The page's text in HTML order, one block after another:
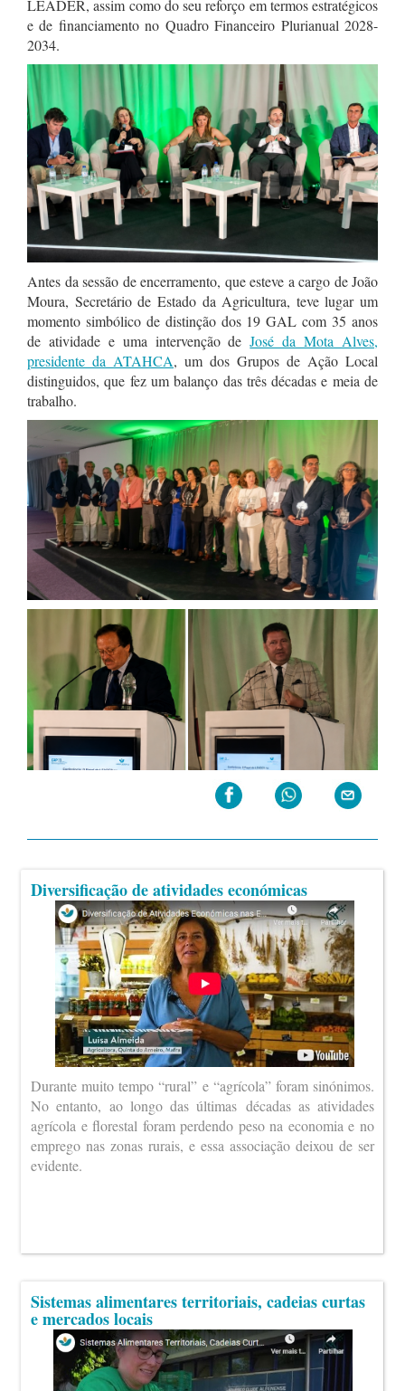
LEADER, assim como do seu reforço em termos estratégicos
e de financiamento no Quadro Financeiro Plurianual 2028-
2034.
Antes da sessão de encerramento, que esteve a cargo de João
Moura, Secretário de Estado da Agricultura, teve lugar um
momento simbólico de distinção dos 19 GAL com 35 anos
de atividade e uma intervenção deJosé da Mota Alves,
presidente da ATAHCA, um dos Grupos de Ação Local
distinguidos, que fez um balanço das três décadas e meia de
trabalho.
Diversificação de atividades económicas
Durante muito tempo “rural” e “agrícola” foram sinónimos.
No entanto, ao longo das últimas décadas as atividades
agrícola e florestal foram perdendo peso na economia e no
emprego nas zonas rurais, e essa associação deixou de ser
evidente.
Sistemas alimentares territoriais, cadeias curtas
e mercados locais